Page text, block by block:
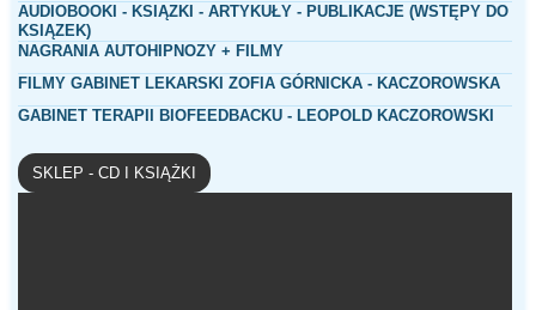
AUDIOBOOKI - KSIĄZKI - ARTYKUŁY - PUBLIKACJE (WSTĘPY DO
KSIĄZEK)
NAGRANIA AUTOHIPNOZY + FILMY
FILMY GABINET LEKARSKI ZOFIA GÓRNICKA - KACZOROWSKA
GABINET TERAPII BIOFEEDBACKU - LEOPOLD KACZOROWSKI
SKLEP - CD I KSIĄŻKI